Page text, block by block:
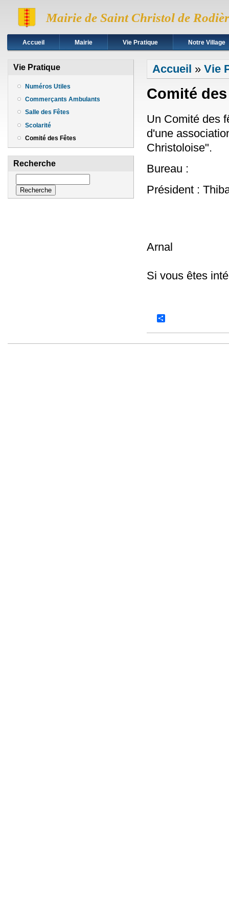
Mairie de Saint Christol de
Accueil Mairie Vie Pratique Notre Village
Vie Pratique
Numéros Utiles
Commerçants Ambulants
Salle des Fêtes
Scolarité
Comité des Fêtes
Recherche
Vous êtes ici
Accueil » Vie
Comité
Un Comité des
d'une
Christoloise".
Bureau :
Arnal
Si vous êtes